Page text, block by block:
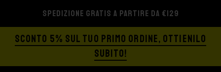
SPEDIZIONE GRATIS A PARTIRE DA €129
SCONTO 5% SUL TUO PRIMO ORDINE, OTTIENILO
SUBITO!